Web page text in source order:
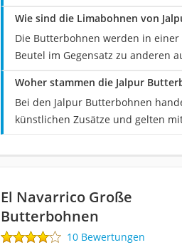
Wie sind die Limabohnen von
Die Butterbohnen werden in
Beutel im Gegensatz zu anderen
Woher stammen die Jalpur
Bei den Jalpur Butterbohnen
künstlichen Zusätze und gelten
El Navarrico Große
Butterbohnen
10 Bewertungen